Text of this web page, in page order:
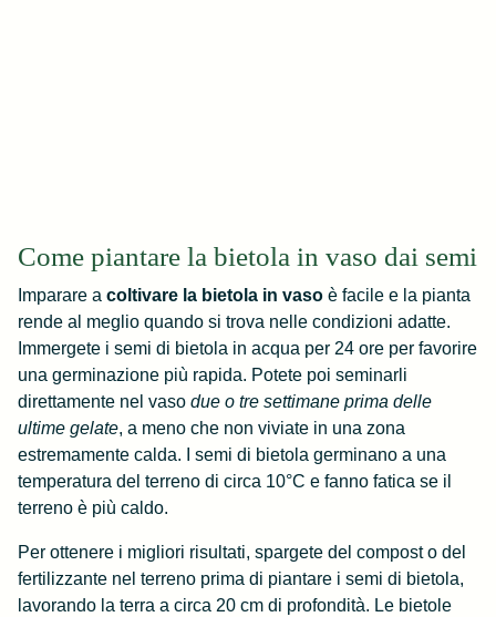
Come piantare la bietola in vaso dai semi
Imparare a coltivare la bietola in vaso è facile e la pianta
rende al meglio quando si trova nelle condizioni adatte.
Immergete i semi di bietola in acqua per 24 ore per favorire
una germinazione più rapida. Potete poi seminarli
direttamente nel vaso due o tre settimane prima delle
ultime gelate, a meno che non viviate in una zona
estremamente calda. I semi di bietola germinano a una
temperatura del terreno di circa 10°C e fanno fatica se il
terreno è più caldo.
Per ottenere i migliori risultati, spargete del compost o del
fertilizzante nel terreno prima di piantare i semi di bietola,
lavorando la terra a circa 20 cm di profondità. Le bietole